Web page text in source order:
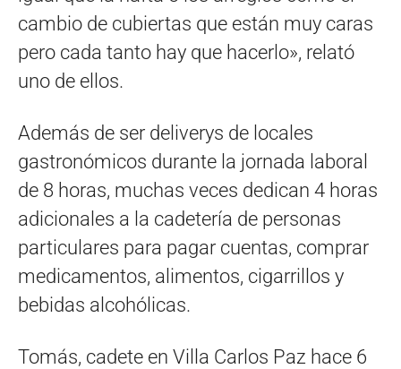
cambio de cubiertas que están muy caras
pero cada tanto hay que hacerlo», relató
uno de ellos.
Además de ser deliverys de locales
gastronómicos durante la jornada laboral
de 8 horas, muchas veces dedican 4 horas
adicionales a la cadetería de personas
particulares para pagar cuentas, comprar
medicamentos, alimentos, cigarrillos y
bebidas alcohólicas.
Tomás, cadete en Villa Carlos Paz hace 6